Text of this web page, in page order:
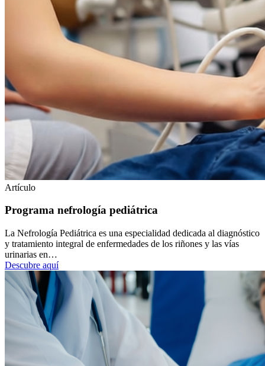
Artículo
Programa nefrología pediátrica
La Nefrología Pediátrica es una especialidad dedicada al diagnóstico
y tratamiento integral de enfermedades de los riñones y las vías
urinarias en…
Descubre aquí